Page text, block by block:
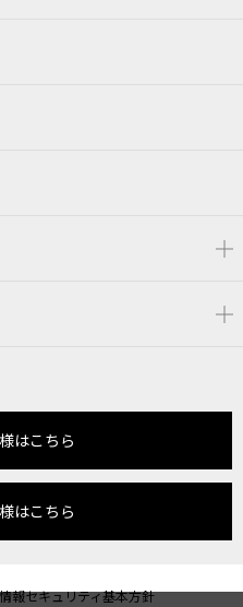
はこちら
はこちら
情報セキュリティ基本方針